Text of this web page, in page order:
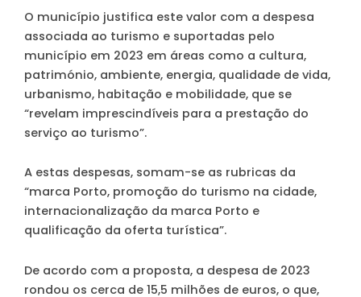
O município justifica este valor com a despesa
associada ao turismo e suportadas pelo
município em 2023 em áreas como a cultura,
património, ambiente, energia, qualidade de vida,
urbanismo, habitação e mobilidade, que se
“revelam imprescindíveis para a prestação do
serviço ao turismo”.
A estas despesas, somam-se as rubricas da
“marca Porto, promoção do turismo na cidade,
internacionalização da marca Porto e
qualificação da oferta turística”.
De acordo com a proposta, a despesa de 2023
rondou os cerca de 15,5 milhões de euros, o que,